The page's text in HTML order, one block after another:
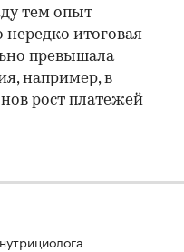
тем опыт
нередко итоговая
превышала
например, в
рост платежей